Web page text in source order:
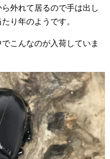
外れて居るので手は出し
り年のようです。
こんなのが入荷していま